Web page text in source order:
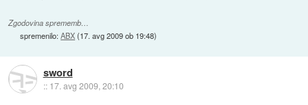
Zgodovina sprememb…
spremenilo:ABX(17. avg 2009 ob 19:48)
sword
:: 17. avg 2009, 20:10